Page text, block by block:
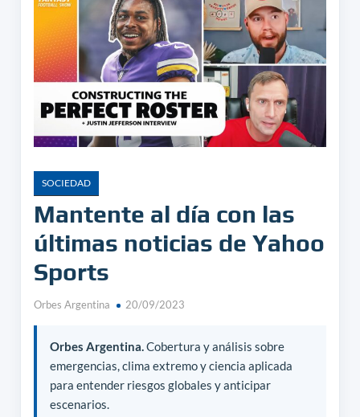
SOCIEDAD
Mantente al día con las
últimas noticias de Yahoo
Sports
Orbes Argentina 20/09/2023
Orbes Argentina.Cobertura y análisis sobre
emergencias, clima extremo y ciencia aplicada
para entender riesgos globales y anticipar
escenarios.